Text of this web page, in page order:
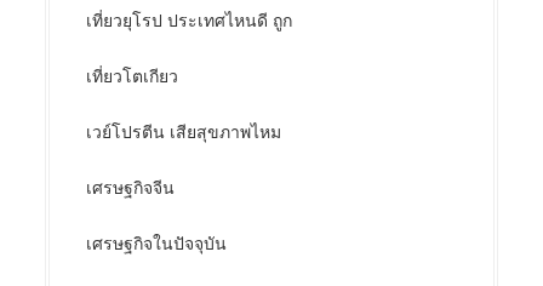
เที่ยวยุโรป ประเทศไหนดี ถูก
เที่ยวโตเกียว
เวย์โปรตีน เสียสุขภาพไหม
เศรษฐกิจจีน
เศรษฐกิจในปัจจุบัน